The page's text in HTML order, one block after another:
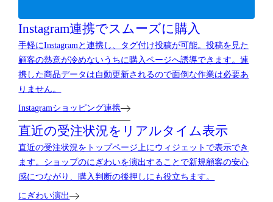
Instagram連携でスムーズに購入
手軽にInstagramと連携し、タグ付け投稿が可能。投稿を見た
顧客の熱意が冷めないうちに購入ページへ誘導できます。連
携した商品データは自動更新されるので面倒な作業は必要あ
りません。
Instagramショッピング連携
直近の受注状況をリアルタイム表示
直近の受注状況をトップページ上にウィジェットで表示でき
ます。ショップのにぎわいを演出することで新規顧客の安心
感につながり、購入判断の後押しにも役立ちます。
にぎわい演出